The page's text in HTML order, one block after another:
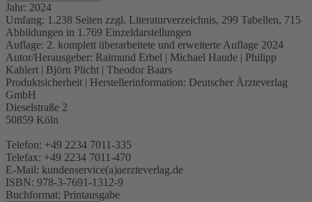
Jahr: 2024
Umfang: 1.238 Seiten zzgl. Literaturverzeichnis, 299 Tabellen, 715
Abbildungen in 1.769 Einzeldarstellungen
Auflage: 2. komplett überarbeitete und erweiterte Auflage 2024
Autor/Herausgeber: Raimund Erbel | Michael Haude | Philipp
Kahlert | Björn Plicht | Theodor Baars
Produktsicherheit | Herstellerinformation: Deutscher Ärzteverlag
GmbH
Dieselstraße 2
50859 Köln
Telefon: +49 2234 7011-335
Telefax: +49 2234 7011-470
E-Mail: kundenservice(a)aerzteverlag.de
ISBN: 978-3-7691-1312-9
Buchformat: Printausgabe